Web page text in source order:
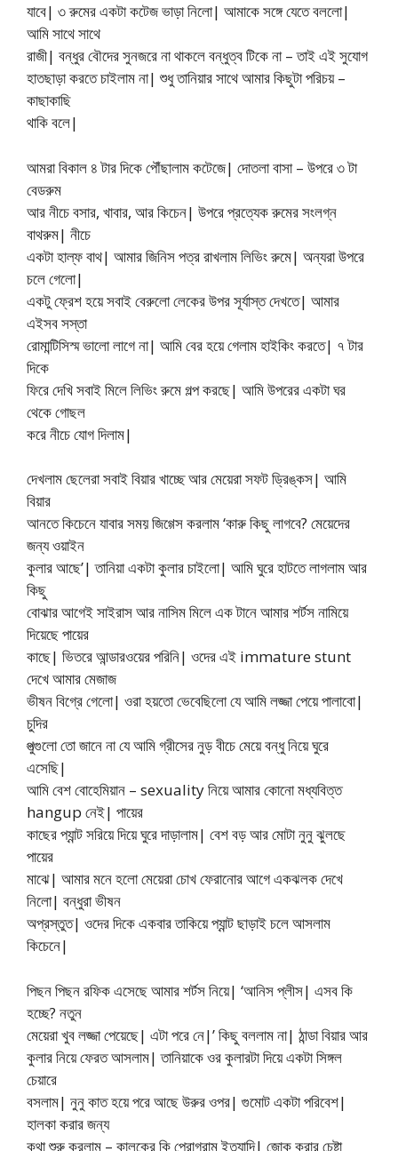
যাবে| ৩ রুমের একটা কটেজ ভাড়া নিলো| আমাকে সঙ্গে যেতে বললো|
আমি সাথে সাথে
রাজী| বন্ধুর বৌদের সুনজরে না থাকলে বন্ধুত্ব টিকে না – তাই এই সুযোগ
হাতছাড়া করতে চাইলাম না| শুধু তানিয়ার সাথে আমার কিছুটা পরিচয় –
কাছাকাছি
থাকি বলে|
আমরা বিকাল ৪ টার দিকে পৌঁছালাম কটেজে| দোতলা বাসা – উপরে ৩ টা
বেডরুম
আর নীচে বসার, খাবার, আর কিচেন| উপরে প্রত্যেক রুমের সংলগ্ন
বাথরুম| নীচে
একটা হাল্ফ বাথ| আমার জিনিস পত্র রাখলাম লিভিং রুমে| অন্যরা উপরে
চলে গেলো|
একটু ফ্রেশ হয়ে সবাই বেরুলো লেকের উপর সূর্যাস্ত দেখতে| আমার
এইসব সস্তা
রোমান্টিসিস্ম ভালো লাগে না| আমি বের হয়ে গেলাম হাইকিং করতে| ৭ টার
দিকে
ফিরে দেখি সবাই মিলে লিভিং রুমে গল্প করছে| আমি উপরের একটা ঘর
থেকে গোছল
করে নীচে যোগ দিলাম|
দেখলাম ছেলেরা সবাই বিয়ার খাচ্ছে আর মেয়েরা সফট ড্রিঙ্কস| আমি
বিয়ার
আনতে কিচেনে যাবার সময় জিগ্গেস করলাম ‘কারু কিছু লাগবে? মেয়েদের
জন্য ওয়াইন
কুলার আছে’| তানিয়া একটা কুলার চাইলো| আমি ঘুরে হাটতে লাগলাম আর
কিছু
বোঝার আগেই সাইরাস আর নাসিম মিলে এক টানে আমার শর্টস নামিয়ে
দিয়েছে পায়ের
কাছে| ভিতরে আন্ডারওয়ের পরিনি| ওদের এই immature stunt
দেখে আমার মেজাজ
ভীষন বিগ্রে গেলো| ওরা হয়তো ভেবেছিলো যে আমি লজ্জা পেয়ে পালাবো|
চুদির
পুত্গুলো তো জানে না যে আমি গ্রীসের নুড় বীচে মেয়ে বন্ধু নিয়ে ঘুরে
এসেছি|
আমি বেশ বোহেমিয়ান – sexuality নিয়ে আমার কোনো মধ্যবিত্ত
hangup নেই| পায়ের
কাছের প্যান্ট সরিয়ে দিয়ে ঘুরে দাড়ালাম| বেশ বড় আর মোটা নুনু ঝুলছে
পায়ের
মাঝে| আমার মনে হলো মেয়েরা চোখ ফেরানোর আগে একঝলক দেখে
নিলো| বন্ধুরা ভীষন
অপ্রস্তুত| ওদের দিকে একবার তাকিয়ে প্যান্ট ছাড়াই চলে আসলাম
কিচেনে|
পিছন পিছন রফিক এসেছে আমার শর্টস নিয়ে| ‘আনিস প্লীস| এসব কি
হচ্ছে? নতুন
মেয়েরা খুব লজ্জা পেয়েছে| এটা পরে নে|’ কিছু বললাম না| ঠান্ডা বিয়ার আর
কুলার নিয়ে ফেরত আসলাম| তানিয়াকে ওর কুলারটা দিয়ে একটা সিঙ্গল
চেয়ারে
বসলাম| নুনু কাত হয়ে পরে আছে উরুর ওপর| গুমোট একটা পরিবেশ|
হালকা করার জন্য
কথা শুরু করলাম – কালকের কি প্রোগ্রাম ইত্যাদি| জোক করার চেষ্টা